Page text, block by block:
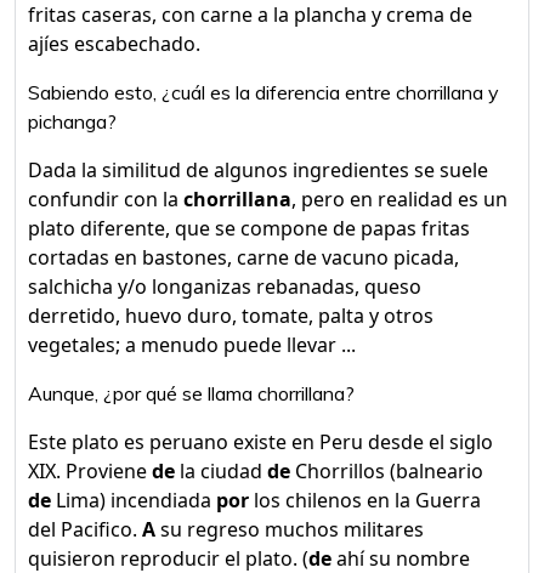
fritas caseras, con carne a la plancha y crema de
ajíes escabechado.
Sabiendo esto, ¿cuál es la diferencia entre chorrillana y
pichanga?
Dada la similitud de algunos ingredientes se suele
confundir con la chorrillana, pero en realidad es un
plato diferente, que se compone de papas fritas
cortadas en bastones, carne de vacuno picada,
salchicha y/o longanizas rebanadas, queso
derretido, huevo duro, tomate, palta y otros
vegetales; a menudo puede llevar ...
Aunque, ¿por qué se llama chorrillana?
Este plato es peruano existe en Peru desde el siglo
XIX. Provienede la ciudad de Chorrillos (balneario
de Lima) incendiada por los chilenos en la Guerra
del Pacifico. Asu regreso muchos militares
quisieron reproducir el plato. (deahí su nombre